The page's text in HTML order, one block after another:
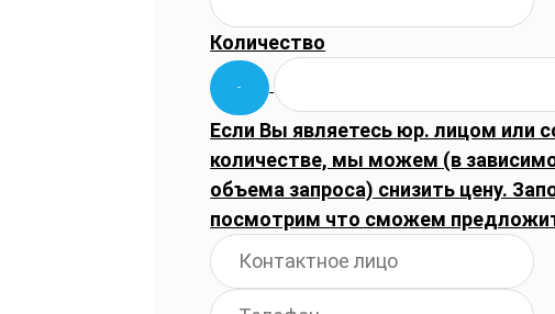
Количество
Если Вы являетесь юр. лицом или
количестве, мы можем (в
объема запроса) снизить цену.
посмотрим что сможем